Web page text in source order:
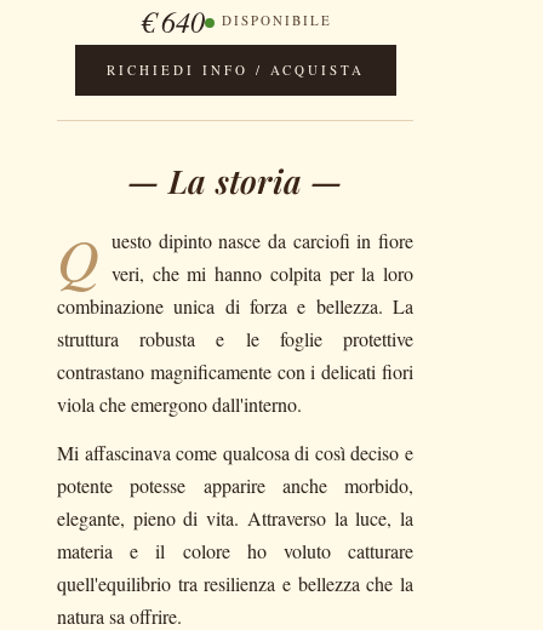
€ 640 DISPONIBILE
RICHIEDI INFO / ACQUISTA
— La storia —
Q uesto dipinto nasce da carciofi in fiore
veri, che mi hanno colpita per la loro
combinazione unica di forza e bellezza. La
struttura robusta e le foglie protettive
contrastano magnificamente con i delicati fiori
viola che emergono dall'interno.
Mi affascinava come qualcosa di così deciso e
potente potesse apparire anche morbido,
elegante, pieno di vita. Attraverso la luce, la
materia e il colore ho voluto catturare
quell'equilibrio tra resilienza e bellezza che la
natura sa offrire.